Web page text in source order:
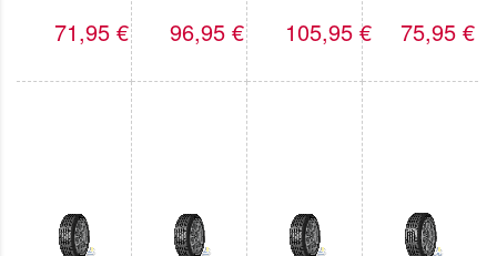
71,95 € 96,95€ 105,95€ 75,95€